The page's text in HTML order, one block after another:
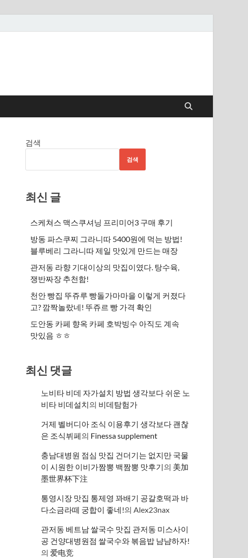
검색
검색
최신 글
스케쳐스 맥스쿠셔닝 프리미어3 구매 후기
방동 파스쿠찌 그라니따 5400원에 먹는 방법!
블루베리 그라니따 제일 맛있게 만드는 매장
관저동 라향 기대이상의 맛집이였다. 탕수육,
쟁반짜장 추천함!
천안 빵집 뚜쥬루 빵돌가마마을 이렇게 커졌다
고? 깜짝놀랐네! 뚜쥬르 빵 가격 확인
도안동 카페 향옥 카페 호박빙수 아직도 계속
맛있음 ㅎㅎ
최신 댓글
노비타 비데 자가설치 방법 생각보다 쉬운 노
비타 비데설치의 비데탐험가
거제 벨버디아 조식 이용후기 생각보다 괜찮
은 조식뷔페의 ​Finessa supplement
충남대병원 점심 맛집 건더기는 없지만 국물
이 시원한 이비가짬뽕 백짬뽕 맛후기의 美加
墨世界杯下注
통영시장 맛집 통제영 꽈배기 공갈호떡과 바
다소금라떼 궁합이 좋네!의Alex23nax
관저동 베트남 쌀국수 맛집 관저동 미스사이
공 건양대병원점 쌀국수와 볶음밥 냠냠하자!
의 爱电竞